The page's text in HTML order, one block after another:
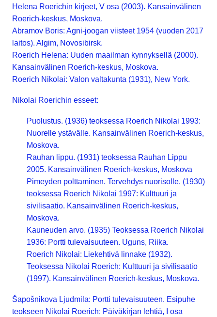
Helena Roerichin kirjeet, V osa (2003). Kansainvälinen
Roerich-keskus, Moskova.
Abramov Boris: Agni-joogan viisteet 1954 (vuoden 2017
laitos). Algim, Novosibirsk.
Roerich Helena: Uuden maailman kynnyksellä (2000).
Kansainvälinen Roerich-keskus, Moskova.
Roerich Nikolai: Valon valtakunta (1931), New York.
Nikolai Roerichin esseet:
Puolustus. (1936) teoksessa Roerich Nikolai 1993:
Nuorelle ystävälle. Kansainvälinen Roerich-keskus,
Moskova.
Rauhan lippu. (1931) teoksessa Rauhan Lippu
2005. Kansainvälinen Roerich-keskus, Moskova
Pimeyden polttaminen. Tervehdys nuorisolle. (1930)
teoksessa Roerich Nikolai 1997: Kulttuuri ja
sivilisaatio. Kansainvälinen Roerich-keskus,
Moskova.
Kauneuden arvo. (1935) Teoksessa Roerich Nikolai
1936: Portti tulevaisuuteen. Uguns, Riika.
Roerich Nikolai: Liekehtivä linnake (1932).
Teoksessa Nikolai Roerich: Kulttuuri ja sivilisaatio
(1997). Kansainvälinen Roerich-keskus, Moskova.
Šapošnikova Ljudmila: Portti tulevaisuuteen. Esipuhe
teokseen Nikolai Roerich: Päiväkirjan lehtiä, I osa